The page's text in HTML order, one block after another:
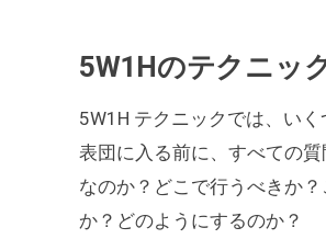
5W1Hのテクニッ
5W1H テクニックでは、い
表団に入る前に、すべての
なのか？どこで行うべきか
か？どのようにするのか？